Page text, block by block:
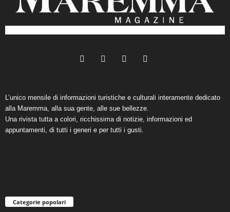
L’unico mensile di informazioni turistiche e culturali interamente dedicato
alla Maremma, alla sua gente, alle sue bellezze.
Una rivista tutta a colori, ricchissima di notizie, informazioni ed
appuntamenti, di tutti i generi e per tutti i gusti.
Categorie popolari